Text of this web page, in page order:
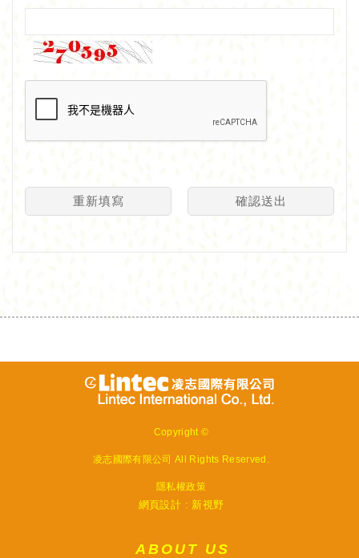
重新填寫 確認送出
Copyright ©
凌志國際有限公司 All Rights Reserved.
隱私權政策
網頁設計 : 新視野
ABOUT US